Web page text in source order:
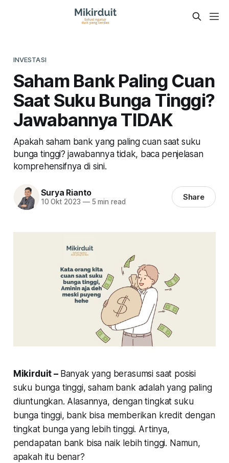
INVESTASI
Saham Bank Paling Cuan
Saat Suku Bunga Tinggi?
Jawabannya TIDAK
Apakah saham bank yang paling cuan saat suku
bunga tinggi? jawabannya tidak, baca penjelasan
komprehensifnya di sini.
Surya Rianto
10 Okt 2023 —5 min read Share
Mikirduit – Banyak yang berasumsi saat posisi
suku bunga tinggi, saham bank adalah yang paling
diuntungkan. Alasannya, dengan tingkat suku
bunga tinggi, bank bisa memberikan kredit dengan
tingkat bunga yang lebih tinggi. Artinya,
pendapatan bank bisa naik lebih tinggi. Namun,
apakah itu benar?